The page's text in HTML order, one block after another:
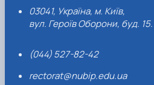
03041, Україна, м. Київ,
вул. Героїв Оборони, буд. 15.
(044) 527-82-42
rectorat@nubip.edu.ua